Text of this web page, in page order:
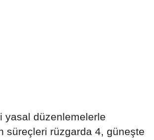
yasal düzenlemelerle
süreçleri rüzgarda 4, güneşte